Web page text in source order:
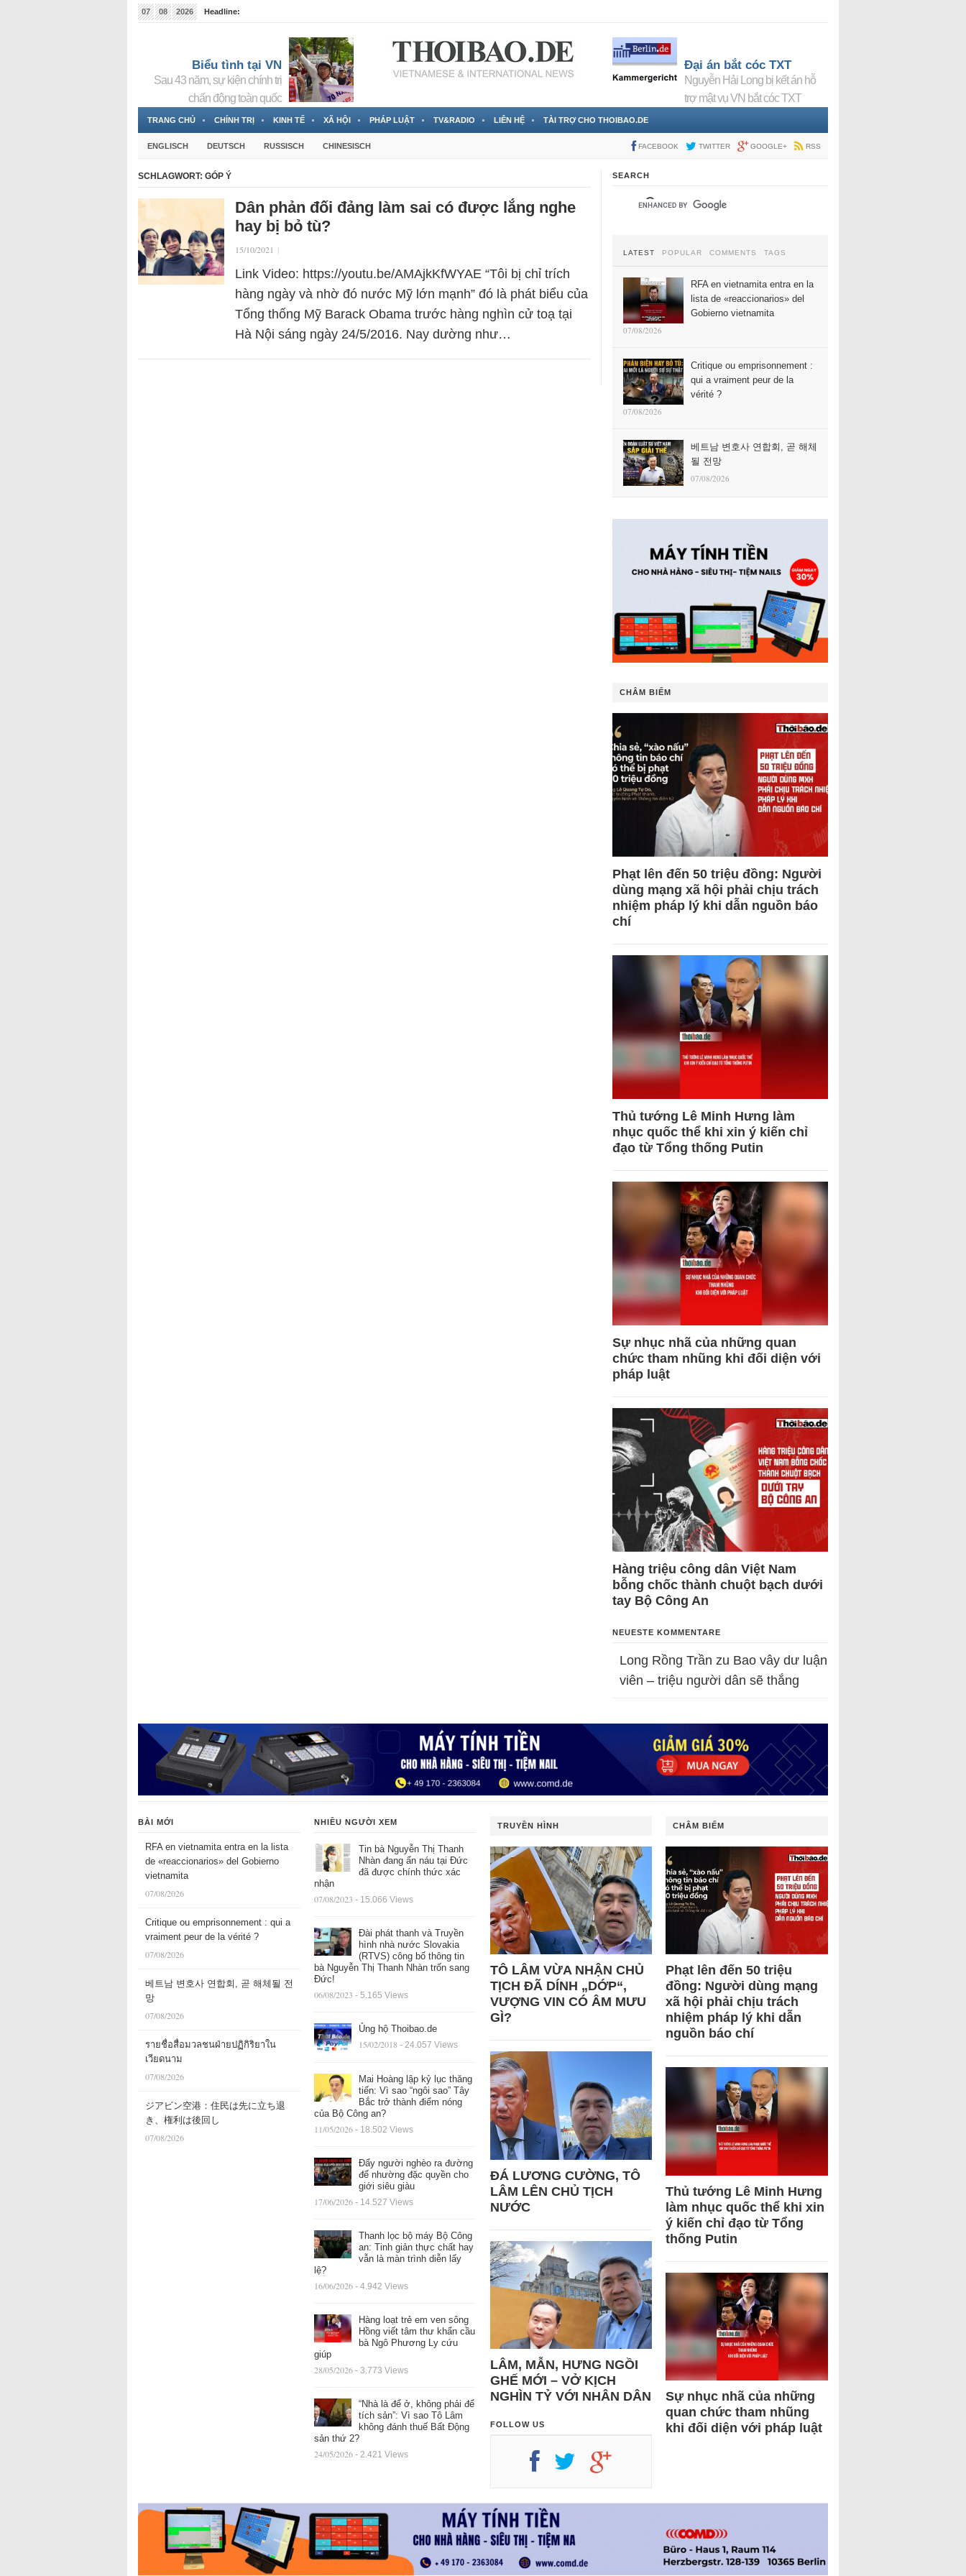
07 08 2026
Headline:
Biểu tình tại VN
Sau 43 năm, sự kiện chính trị
chấn động toàn quốc
Đại án bắt cóc TXT
Nguyễn Hải Long bị kết án hỗ
trợ mật vụ VN bắt cóc TXT
TRANG CHỦ CHÍNH TRỊ KINH TẾ XÃ HỘI PHÁP LUẬT TV&RADIO LIÊN HỆ TÀI TRỢ CHO THOIBAO.DE
ENGLISCH DEUTSCH RUSSISCH CHINESISCH FACEBOOK TWITTER GOOGLE+ RSS
SCHLAGWORT: GÓP Ý
Dân phản đối đảng làm sai có được lắng nghe
hay bị bỏ tù?
15/10/2021 |
Link Video: https://youtu.be/AMAjkKfWYAE “Tôi bị chỉ trích
hàng ngày và nhờ đó nước Mỹ lớn mạnh” đó là phát biểu của
Tổng thống Mỹ Barack Obama trước hàng nghìn cử toạ tại
Hà Nội sáng ngày 24/5/2016. Nay dường như…
SEARCH
LATEST POPULAR COMMENTS TAGS
RFA en vietnamita entra en la
lista de «reaccionarios» del
Gobierno vietnamita
07/08/2026
Critique ou emprisonnement :
qui a vraiment peur de la
vérité ?
07/08/2026
베트남 변호사 연합회, 곧 해체
될 전망
07/08/2026
CHÂM BIẾM
Phạt lên đến 50 triệu đồng: Người
dùng mạng xã hội phải chịu trách
nhiệm pháp lý khi dẫn nguồn báo
chí
Thủ tướng Lê Minh Hưng làm
nhục quốc thể khi xin ý kiến chỉ
đạo từ Tổng thống Putin
Sự nhục nhã của những quan
chức tham nhũng khi đối diện với
pháp luật
Hàng triệu công dân Việt Nam
bỗng chốc thành chuột bạch dưới
tay Bộ Công An
NEUESTE KOMMENTARE
Long Rồng Trần zu Bao vây dư luận
viên – triệu người dân sẽ thắng
BÀI MỚI
RFA en vietnamita entra en la lista
de «reaccionarios» del Gobierno
vietnamita
07/08/2026
Critique ou emprisonnement : qui a
vraiment peur de la vérité ?
07/08/2026
베트남 변호사 연합회, 곧 해체될 전
망
07/08/2026
รายชื่อสื่อมวลชนฝ่ายปฏิกิริยาใน
เวียดนาม
07/08/2026
ジアビン空港：住民は先に立ち退
き、権利は後回し
07/08/2026
NHIỀU NGƯỜI XEM
Tin bà Nguyễn Thị Thanh
Nhàn đang ẩn náu tại Đức
đã được chính thức xác
nhận
07/08/2023 - 15.066 Views
Đài phát thanh và Truyền
hình nhà nước Slovakia
(RTVS) công bố thông tin
bà Nguyễn Thị Thanh Nhàn trốn sang
Đức!
06/08/2023 - 5.165 Views
Ủng hộ Thoibao.de
15/02/2018 - 24.057 Views
Mai Hoàng lập kỷ lục thăng
tiến: Vì sao “ngôi sao” Tây
Bắc trở thành điểm nóng
của Bộ Công an?
11/05/2026 - 18.502 Views
Đẩy người nghèo ra đường
để nhường đặc quyền cho
giới siêu giàu
17/06/2026 - 14.527 Views
Thanh lọc bộ máy Bộ Công
an: Tinh giản thực chất hay
vẫn là màn trình diễn lấy
lệ?
16/06/2026 - 4.942 Views
Hàng loạt trẻ em ven sông
Hồng viết tâm thư khẩn cầu
bà Ngô Phương Ly cứu
giúp
28/05/2026 - 3.773 Views
“Nhà là để ở, không phải để
tích sản”: Vì sao Tô Lâm
không đánh thuế Bất Động
sản thứ 2?
24/05/2026 - 2.421 Views
TRUYỀN HÌNH
TÔ LÂM VỪA NHẬN CHỦ
TỊCH ĐÃ DÍNH „DỚP“,
VƯỢNG VIN CÓ ÂM MƯU
GÌ?
ĐÁ LƯƠNG CƯỜNG, TÔ
LÂM LÊN CHỦ TỊCH
NƯỚC
LÂM, MẪN, HƯNG NGỒI
GHẾ MỚI – VỞ KỊCH
NGHÌN TỶ VỚI NHÂN DÂN
FOLLOW US
CHÂM BIẾM
Phạt lên đến 50 triệu
đồng: Người dùng mạng
xã hội phải chịu trách
nhiệm pháp lý khi dẫn
nguồn báo chí
Thủ tướng Lê Minh Hưng
làm nhục quốc thể khi xin
ý kiến chỉ đạo từ Tổng
thống Putin
Sự nhục nhã của những
quan chức tham nhũng
khi đối diện với pháp luật